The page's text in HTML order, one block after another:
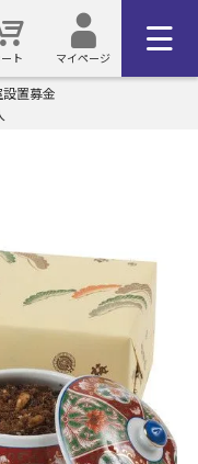
ト マイページ
置募金